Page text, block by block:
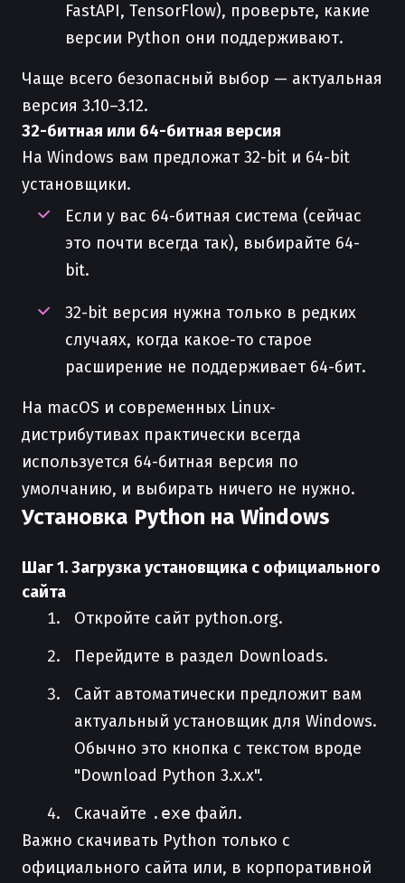
FastAPI, TensorFlow), проверьте, какие
версии Python они поддерживают.
Чаще всего безопасный выбор — актуальная
версия 3.10–3.12.
32-битная или 64-битная версия
На Windows вам предложат 32-bit и 64-bit
установщики.
Если у вас 64-битная система (сейчас
это почти всегда так), выбирайте 64-
bit.
32-bit версия нужна только в редких
случаях, когда какое-то старое
расширение не поддерживает 64-бит.
На macOS и современных Linux-
дистрибутивах практически всегда
используется 64-битная версия по
умолчанию, и выбирать ничего не нужно.
Установка Python на Windows
Шаг 1. Загрузка установщика с официального
сайта
Откройте сайт python.org.
Перейдите в раздел Downloads.
Сайт автоматически предложит вам
актуальный установщик для Windows.
Обычно это кнопка с текстом вроде
"Download Python 3.x.x".
Скачайте .exe файл.
Важно скачивать Python только с
официального сайта или, в корпоративной